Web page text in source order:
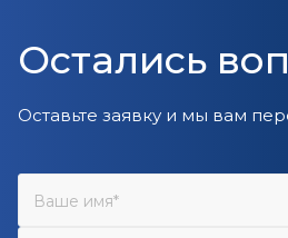
Остались
Оставьте заявку и мы вам